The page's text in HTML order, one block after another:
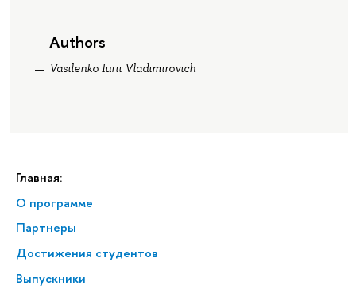
Главная:
О программе
Партнеры
Достижения студентов
Выпускники
Authors
Vasilenko Iurii Vladimirovich